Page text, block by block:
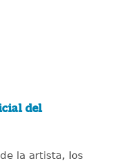
del
la artista, los